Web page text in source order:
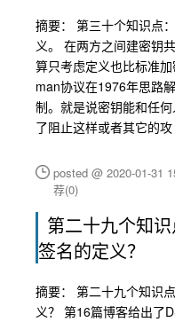
摘要： 第三十个知识点
义。 在两方之间建密钥
算只考虑定义也比标准
man协议在1976年思路
制。就是说密钥能和任
了阻止这样或者其它的攻
posted @ 2020-01-31
荐(0)
第二十九个知
签名的定义？
摘要： 第二十九个知识
义？ 第16篇博客给出了